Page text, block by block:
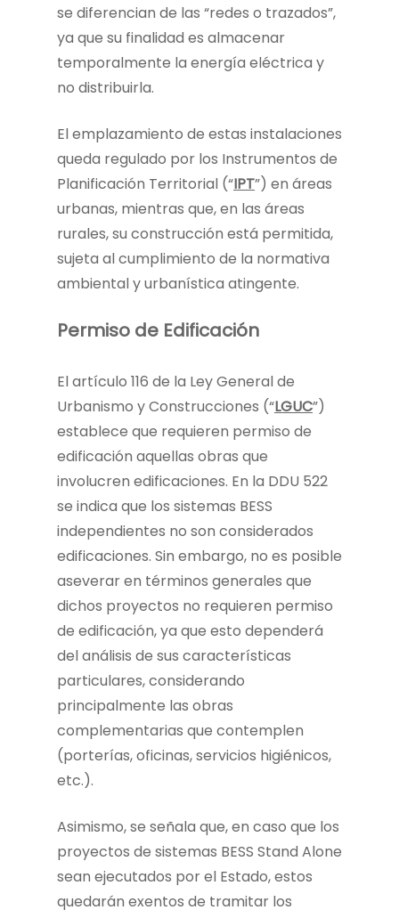
se diferencian de las “redes o trazados”,
ya que su finalidad es almacenar
temporalmente la energía eléctrica y
no distribuirla.
El emplazamiento de estas instalaciones
queda regulado por los Instrumentos de
Planificación Territorial (“IPT”) en áreas
urbanas, mientras que, en las áreas
rurales, su construcción está permitida,
sujeta al cumplimiento de la normativa
ambiental y urbanística atingente.
Permiso de Edificación
El artículo 116 de la Ley General de
Urbanismo y Construcciones (“LGUC”)
establece que requieren permiso de
edificación aquellas obras que
involucren edificaciones. En la DDU 522
se indica que los sistemas BESS
independientes no son considerados
edificaciones. Sin embargo, no es posible
aseverar en términos generales que
dichos proyectos no requieren permiso
de edificación, ya que esto dependerá
del análisis de sus características
particulares, considerando
principalmente las obras
complementarias que contemplen
(porterías, oficinas, servicios higiénicos,
etc.).
Asimismo, se señala que, en caso que los
proyectos de sistemas BESS Stand Alone
sean ejecutados por el Estado, estos
quedarán exentos de tramitar los